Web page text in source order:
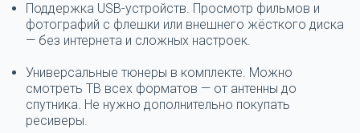
Поддержка USB-устройств. Просмотр фильмов и
фотографий с флешки или внешнего жёсткого диска
— без интернета и сложных настроек.
Универсальные тюнеры в комплекте. Можно
смотреть ТВ всех форматов — от антенны до
спутника. Не нужно дополнительно покупать
ресиверы.